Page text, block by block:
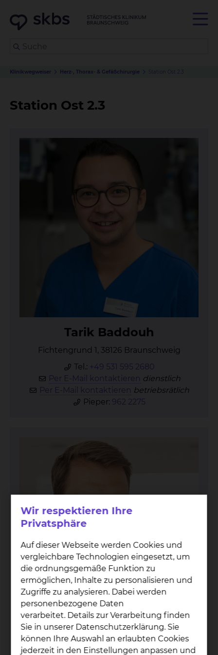
Klinikwegweiser Herz-, Thorax- & Gefäßchirurgie Station Ost 2.3
Station Ost 2.3
Ta­rik Bad­do­uh
Fichtengrund 1, 38126 Braunschweig
Tel.: +49 531 595 2680
Per E-Mail kontaktieren dienstlich
Per E-Mail kontaktieren betriebsrätlich
Pieper: 962 2275
Tho­mas Han­hus
Salzdahlumer Straße 90, 38126 Braunschweig
Wir respektieren Ihre
Privatsphäre
Auf dieser Webseite werden Cookies und
vergleichbare Technologien eingesetzt, um
die ordnungsgemäße Funktion zu
ermöglichen, Inhalte zu personalisieren und
Zugriffe zu analysieren. Dabei werden
personenbezogene Daten
verarbeitet. Details zur Verarbeitung finden
Sie in unserer Datenschutzerklärung. Sie
können Ihre Auswahl an erlaubten Cookies
jederzeit in den Einstellungen anpassen und